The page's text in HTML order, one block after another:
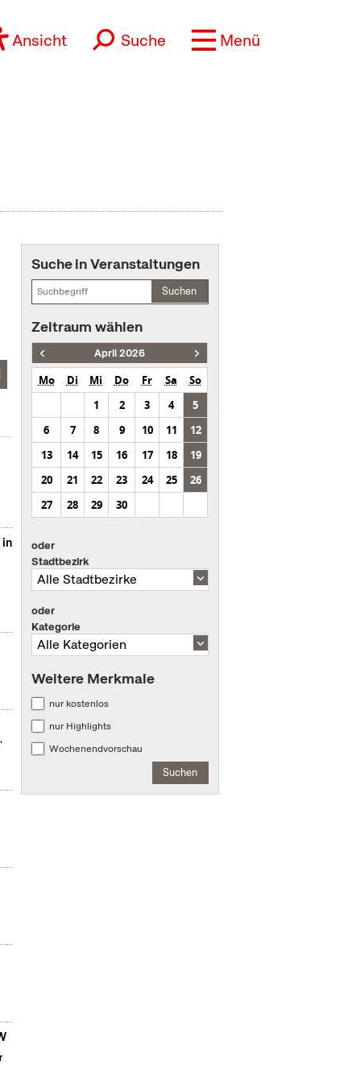
Ansicht Suche Menü
in
Suche in Veranstaltungen
Suchen
Zeitraum wählen
April 2026
Mo Di Mi Do Fr Sa
So
1
2 3 4
5
6
7 8 9 10 11
12
13
14 15 16 17 18
19
20
21 22 23 24 25
26
27
28 29 30
oder
Stadtbezirk
oder
Kategorie
Weitere Merkmale
nur kostenlos
nur Highlights
Wochenendvorschau
Suchen